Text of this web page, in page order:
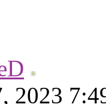
2023